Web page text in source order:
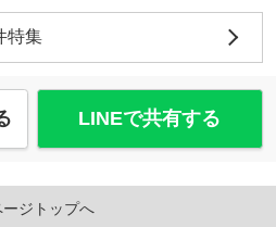
特集
LINEで共有する
ージトップへ